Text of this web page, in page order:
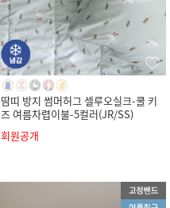
땀띠 방지 썸머허그 셀루오실크-쿨 키
즈 여름차렵이불-5컬러(JR/SS)
회원공개